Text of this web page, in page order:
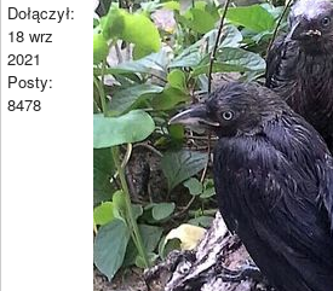
Dołączył:
18 wrz
2021
Posty:
8478